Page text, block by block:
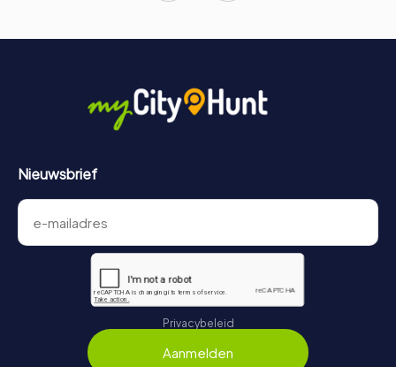
Nieuwsbrief
Privacybeleid
Aanmelden